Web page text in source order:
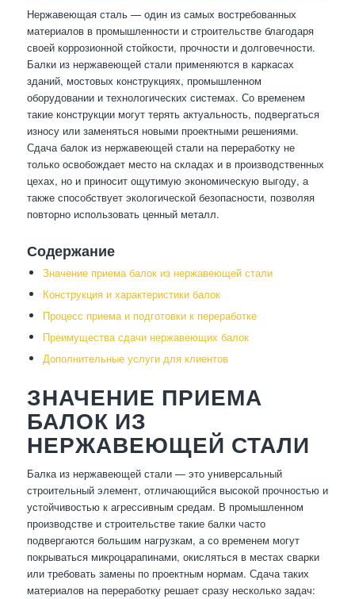
Нержавеющая сталь — один из самых востребованных
материалов в промышленности и строительстве благодаря
своей коррозионной стойкости, прочности и долговечности.
Балки из нержавеющей стали применяются в каркасах
зданий, мостовых конструкциях, промышленном
оборудовании и технологических системах. Со временем
такие конструкции могут терять актуальность, подвергаться
износу или заменяться новыми проектными решениями.
Сдача балок из нержавеющей стали на переработку не
только освобождает место на складах и в производственных
цехах, но и приносит ощутимую экономическую выгоду, а
также способствует экологической безопасности, позволяя
повторно использовать ценный металл.
Содержание
Значение приема балок из нержавеющей стали
Конструкция и характеристики балок
Процесс приема и подготовки к переработке
Преимущества сдачи нержавеющих балок
Дополнительные услуги для клиентов
ЗНАЧЕНИЕ ПРИЕМА
БАЛОК ИЗ
НЕРЖАВЕЮЩЕЙ СТАЛИ
Балка из нержавеющей стали — это универсальный
строительный элемент, отличающийся высокой прочностью и
устойчивостью к агрессивным средам. В промышленном
производстве и строительстве такие балки часто
подвергаются большим нагрузкам, а со временем могут
покрываться микроцарапинами, окисляться в местах сварки
или требовать замены по проектным нормам. Сдача таких
материалов на переработку решает сразу несколько задач: